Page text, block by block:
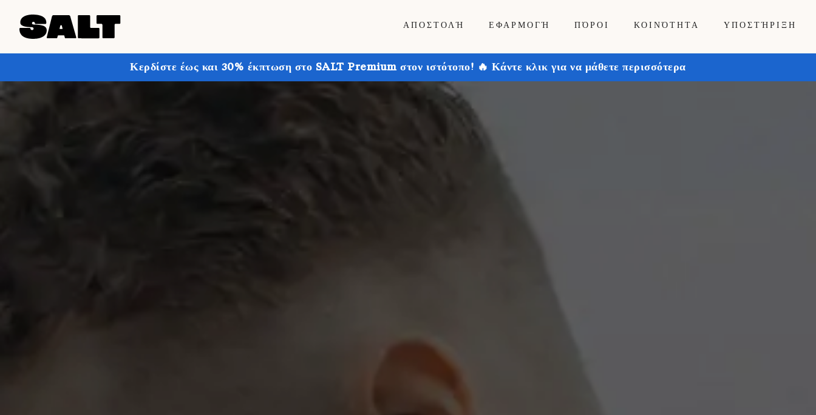
ΑΠΟΣΤΟΛΉ ΕΦΑΡΜΟΓΉ ΠΌΡΟΙ ΚΟΙΝΌΤΗΤΑ ΥΠΟΣΤΉΡΙΞΗ
Κερδίστε έως και 30% έκπτωση στο SALT Premium στον ιστότοπο! 🔥 Κάντε κλικ για να μάθετε περισσότερα